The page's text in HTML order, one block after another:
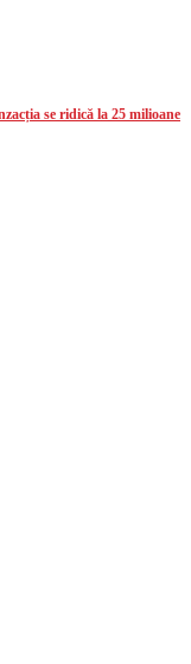
se ridică la 25 milioane